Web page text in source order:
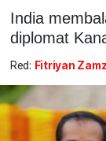
India
diplomat
Red: Fitriyan